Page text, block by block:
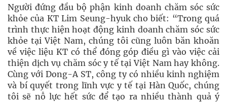
Người đứng đầu bộ phận kinh doanh chăm sóc sức
khỏe của KT Lim Seung-hyuk cho biết: “Trong quá
trình thực hiện hoạt động kinh doanh chăm sóc sức
khỏe tại Việt Nam, chúng tôi cũng luôn băn khoăn
về việc liệu KT có thể đóng góp điều gì vào việc cải
thiện dịch vụ chăm sóc y tế tại Việt Nam hay không.
Cùng với Dong-A ST, công ty có nhiều kinh nghiệm
và bí quyết trong lĩnh vực y tế tại Hàn Quốc, chúng
tôi sẽ nỗ lực hết sức để tạo ra nhiều thành quả ý